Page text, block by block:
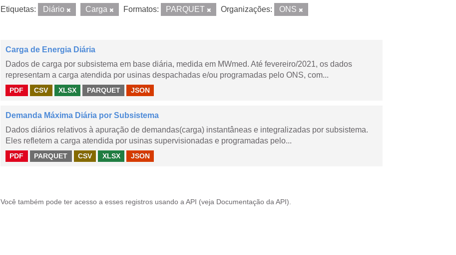
Etiquetas: Diário Carga Formatos: PARQUET Organizações: ONS
Carga de Energia Diária
Dados de carga por subsistema em base diária, medida em MWmed. Até fevereiro/2021, os dados
representam a carga atendida por usinas despachadas e/ou programadas pelo ONS, com...
PDF CSV XLSX PARQUET JSON
Demanda Máxima Diária por Subsistema
Dados diários relativos à apuração de demandas(carga) instantâneas e integralizadas por subsistema.
Eles refletem a carga atendida por usinas supervisionadas e programadas pelo...
PDF PARQUET CSV XLSX JSON
Você também pode ter acesso a esses registros usando a API (veja Documentação da API ).